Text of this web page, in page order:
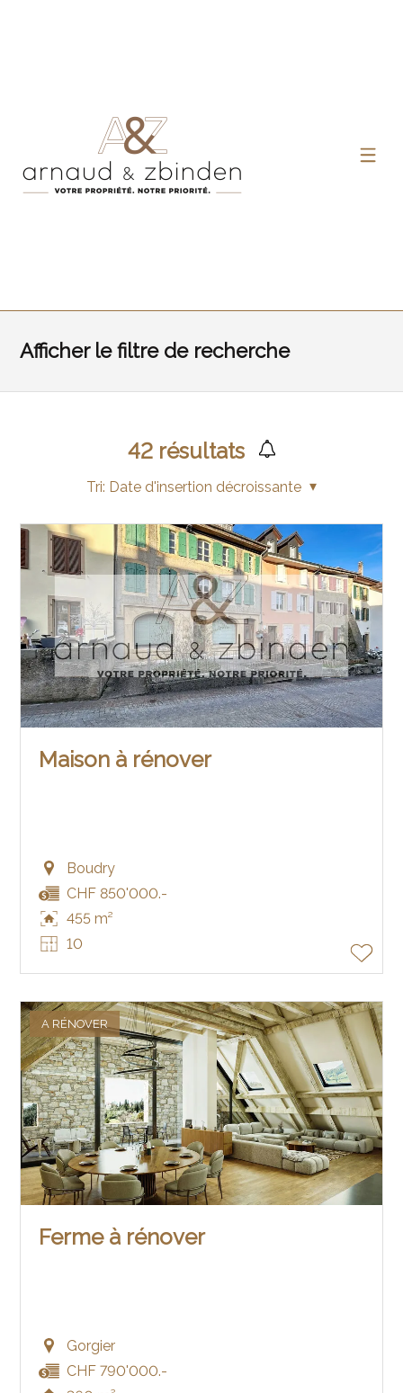
Afficher le filtre de recherche
42résultats
Tri: Date d'insertion décroissante
Maison à rénover
Boudry
CHF 850'000.-
455 m²
10
A RÉNOVER
Ferme à rénover
Gorgier
CHF 790'000.-